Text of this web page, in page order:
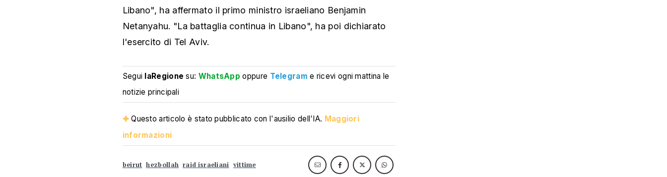
Libano", ha affermato il primo ministro israeliano Benjamin
Netanyahu. "La battaglia continua in Libano", ha poi dichiarato
l'esercito di Tel Aviv.
Segui laRegione su: WhatsApp oppure Telegram e ricevi ogni mattina le
notizie principali
Questo articolo è stato pubblicato con l'ausilio dell'IA. Maggiori
informazioni
beirut hezbollah raid israeliani vittime